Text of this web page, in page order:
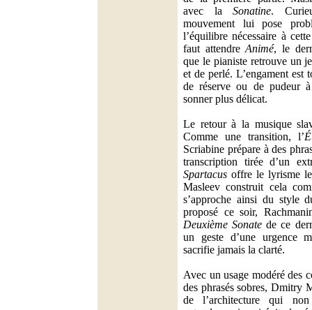
avec laSonatine.
mouvement lui pose
l’équilibre nécessaire à
faut attendreAnimé, le
que le pianiste retrouve un
et de perlé. L’engament est
de réserve ou de pudeur
sonner plus délicat.
Le retour à la musique
Comme une transition, l’
Scriabine prépare à des
transcription tirée d’un
Spartacus offre le lyrisme
Masleev construit cela
s’approche ainsi du style
proposé ce soir,
Deuxième Sonate de ce
un geste d’une urgence
sacrifie jamais la clarté.
Avec un usage modéré des
des phrasés sobres, Dmitry
de l’architecture qui